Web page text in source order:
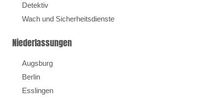
Detektiv
Wach und Sicherheitsdienste
Niederlassungen
Augsburg
Berlin
Esslingen